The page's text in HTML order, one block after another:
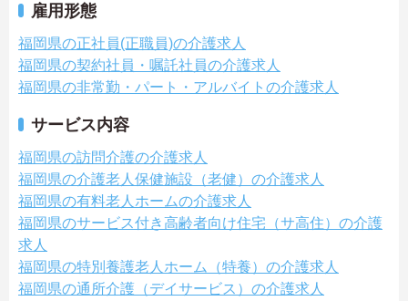
雇用形態
福岡県の正社員(正職員)の介護求人
福岡県の契約社員・嘱託社員の介護求人
福岡県の非常勤・パート・アルバイトの介護求人
サービス内容
福岡県の訪問介護の介護求人
福岡県の介護老人保健施設（老健）の介護求人
福岡県の有料老人ホームの介護求人
福岡県のサービス付き高齢者向け住宅（サ高住）の介護
求人
福岡県の特別養護老人ホーム（特養）の介護求人
福岡県の通所介護（デイサービス）の介護求人